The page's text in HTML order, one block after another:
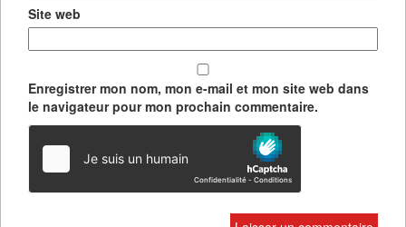
Site web
Enregistrer mon nom, mon e-mail et mon site web dans
le navigateur pour mon prochain commentaire.